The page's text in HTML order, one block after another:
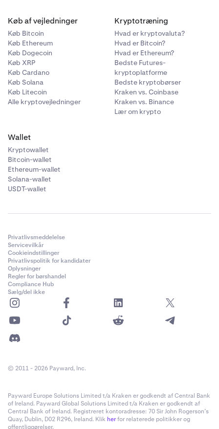
Køb af vejledninger
Køb Bitcoin
Køb Ethereum
Køb Dogecoin
Køb XRP
Køb Cardano
Køb Solana
Køb Litecoin
Alle kryptovejledninger
Kryptotræning
Hvad er kryptovaluta?
Hvad er Bitcoin?
Hvad er Ethereum?
Bedste Futures-
kryptoplatforme
Bedste kryptobørser
Kraken vs. Coinbase
Kraken vs. Binance
Lær om krypto
Wallet
Kryptowallet
Bitcoin-wallet
Ethereum-wallet
Solana-wallet
USDT-wallet
Privatlivsmeddelelse
Servicevilkår
Cookieindstillinger
Privatlivspolitik for kandidater
Oplysninger
Regler for børshandel
Compliance Hub
Sælg/del ikke
© 2011 - 2026 Payward, Inc.
Payward Europe Solutions Limited t/a Kraken er godkendt af Central Bank
of Ireland. Payward Global Solutions Limited t/a Kraken er godkendt af
Central Bank of Ireland. Registreret kontoradresse: 70 Sir John Rogerson’s
Quay, Dublin, D02 R296, Ireland. Klik herfor relaterede politikker og
offentliggørelser.